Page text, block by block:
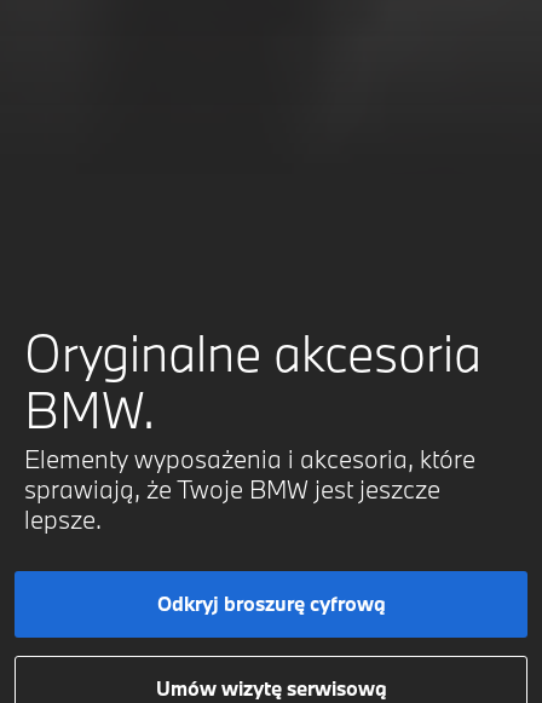
Oryginalne akcesoria
BMW.
Elementy wyposażenia i akcesoria, które
sprawiają, że Twoje BMW jest jeszcze
lepsze.
Odkryj broszurę cyfrową
Umów wizytę serwisową